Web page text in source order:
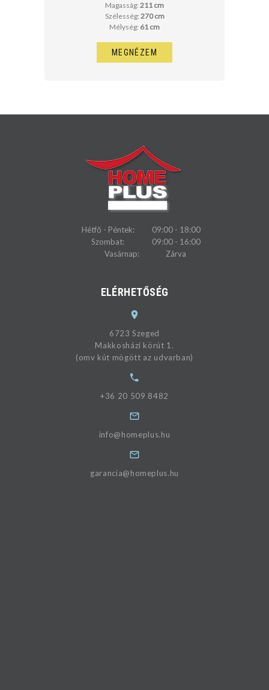
Magasság: 211 cm
Szélesség: 270 cm
Mélység: 61 cm
MEGNÉZEM
Hétfő - Péntek:
09:00 - 18:00
Szombat:
09:00 - 16:00
Vasárnap:
Zárva
ELÉRHETŐSÉG
6723 Szeged
Makkosházi körút 1.
(omv kút mögött az udvarban)
+36 20 509 8482
info@homeplus.hu
garancia@homeplus.hu